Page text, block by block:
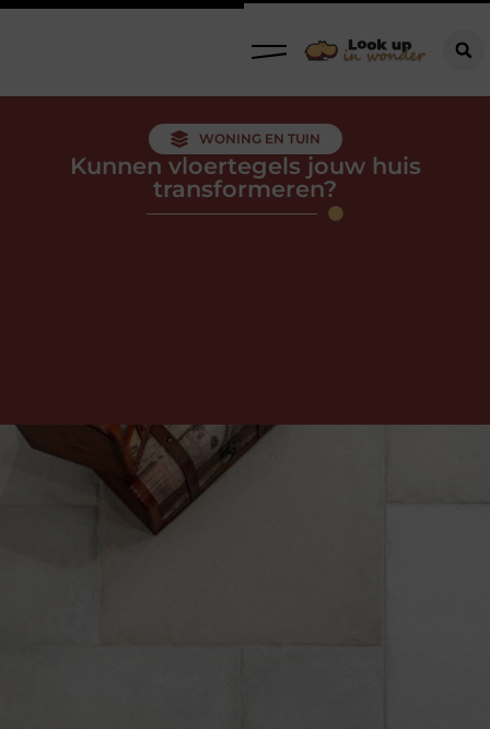
WONING EN TUIN
Kunnen vloertegels jouw huis
transformeren?